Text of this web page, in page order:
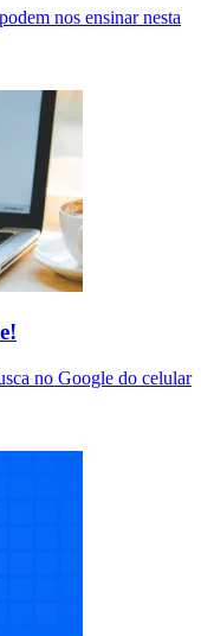
nos ensinar nesta
no Google do celular